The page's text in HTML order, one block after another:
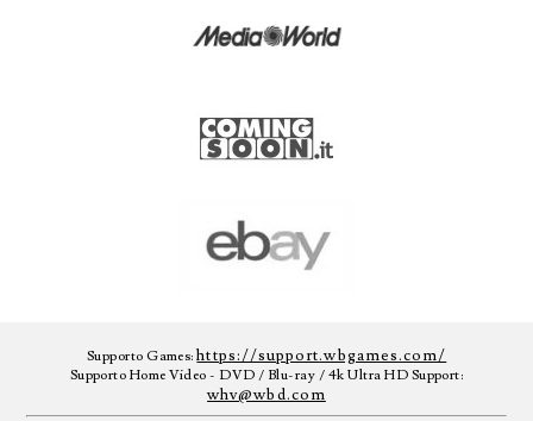
Supporto Games:https://support.wbgames.com/
Supporto Home Video - DVD / Blu-ray / 4k Ultra HD Support:
whv@wbd.com